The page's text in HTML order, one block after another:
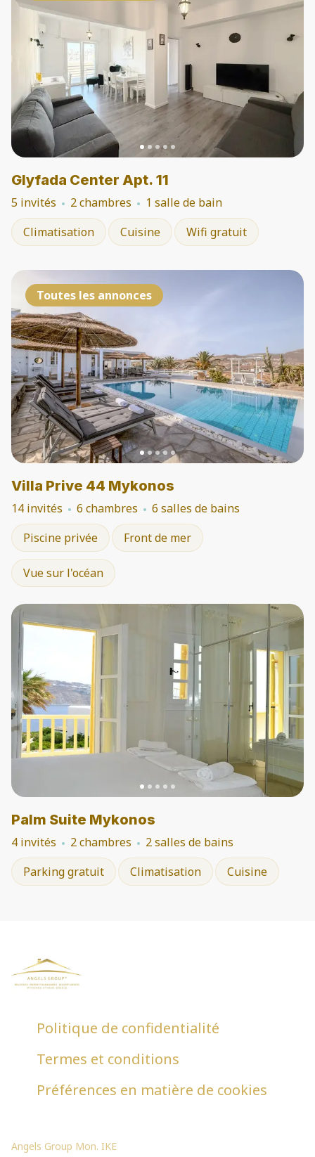
Glyfada Center Apt. 11
5 invités 2 chambres
1 salle de bain
Climatisation
Cuisine Wifi gratuit
Toutes les annonces
Villa Prive 44 Mykonos
14 invités 6 chambres
6 salles de bains
Piscine privée
Front de mer
Vue sur l'océan
Palm Suite Mykonos
4 invités 2 chambres
2 salles de bains
Parking gratuit
Climatisation Cuisine
Politique de confidentialité
Termes et conditions
Préférences en matière de cookies
Angels Group Mon. IKE